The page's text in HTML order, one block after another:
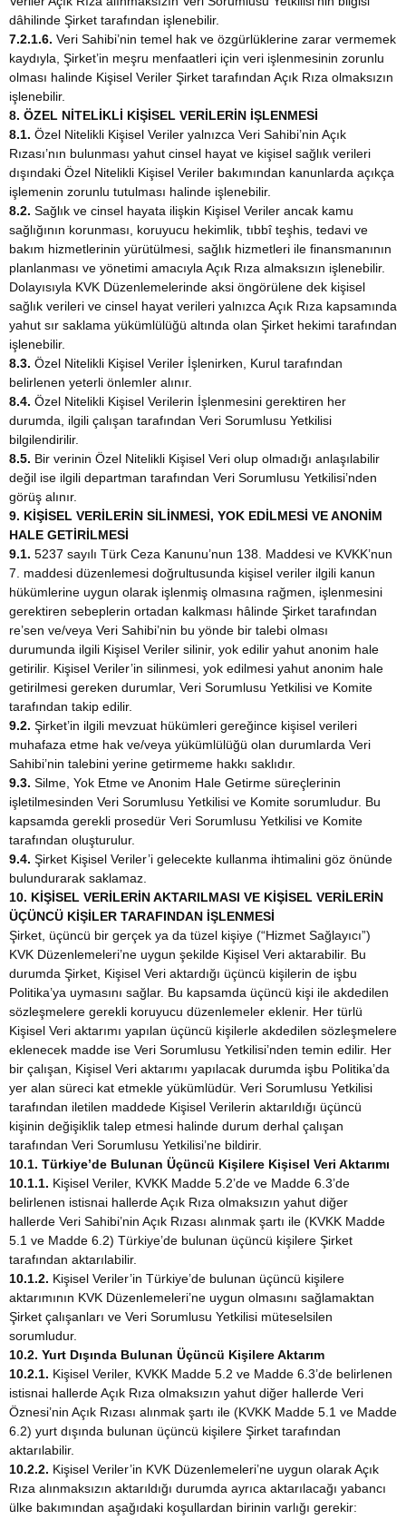
dâhilinde Şirket tarafından işlenebilir.
7.2.1.6. Veri Sahibi’nin temel hak ve özgürlüklerine zarar vermemek
kaydıyla, Şirket’in meşru menfaatleri için veri işlenmesinin zorunlu
olması halinde Kişisel Veriler Şirket tarafından Açık Rıza olmaksızın
işlenebilir.
8. ÖZEL NİTELİKLİ KİŞİSEL VERİLERİN İŞLENMESİ
8.1. Özel Nitelikli Kişisel Veriler yalnızca Veri Sahibi’nin Açık
Rızası’nın bulunması yahut cinsel hayat ve kişisel sağlık verileri
dışındaki Özel Nitelikli Kişisel Veriler bakımından kanunlarda açıkça
işlemenin zorunlu tutulması halinde işlenebilir.
8.2. Sağlık ve cinsel hayata ilişkin Kişisel Veriler ancak kamu
sağlığının korunması, koruyucu hekimlik, tıbbî teşhis, tedavi ve
bakım hizmetlerinin yürütülmesi, sağlık hizmetleri ile finansmanının
planlanması ve yönetimi amacıyla Açık Rıza almaksızın işlenebilir.
Dolayısıyla KVK Düzenlemelerinde aksi öngörülene dek kişisel
sağlık verileri ve cinsel hayat verileri yalnızca Açık Rıza kapsamında
yahut sır saklama yükümlülüğü altında olan Şirket hekimi tarafından
işlenebilir.
8.3. Özel Nitelikli Kişisel Veriler İşlenirken, Kurul tarafından
belirlenen yeterli önlemler alınır.
8.4. Özel Nitelikli Kişisel Verilerin İşlenmesini gerektiren her
durumda, ilgili çalışan tarafından Veri Sorumlusu Yetkilisi
bilgilendirilir.
8.5. Bir verinin Özel Nitelikli Kişisel Veri olup olmadığı anlaşılabilir
değil ise ilgili departman tarafından Veri Sorumlusu Yetkilisi’nden
görüş alınır.
9. KİŞİSEL VERİLERİN SİLİNMESİ, YOK EDİLMESİ VE ANONİM
HALE GETİRİLMESİ
9.1. 5237 sayılı Türk Ceza Kanunu’nun 138. Maddesi ve KVKK’nun
7. maddesi düzenlemesi doğrultusunda kişisel veriler ilgili kanun
hükümlerine uygun olarak işlenmiş olmasına rağmen, işlenmesini
gerektiren sebeplerin ortadan kalkması hâlinde Şirket tarafından
re’sen ve/veya Veri Sahibi’nin bu yönde bir talebi olması
durumunda ilgili Kişisel Veriler silinir, yok edilir yahut anonim hale
getirilir. Kişisel Veriler’in silinmesi, yok edilmesi yahut anonim hale
getirilmesi gereken durumlar, Veri Sorumlusu Yetkilisi ve Komite
tarafından takip edilir.
9.2. Şirket’in ilgili mevzuat hükümleri gereğince kişisel verileri
muhafaza etme hak ve/veya yükümlülüğü olan durumlarda Veri
Sahibi’nin talebini yerine getirmeme hakkı saklıdır.
9.3. Silme, Yok Etme ve Anonim Hale Getirme süreçlerinin
işletilmesinden Veri Sorumlusu Yetkilisi ve Komite sorumludur. Bu
kapsamda gerekli prosedür Veri Sorumlusu Yetkilisi ve Komite
tarafından oluşturulur.
9.4. Şirket Kişisel Veriler’i gelecekte kullanma ihtimalini göz önünde
bulundurarak saklamaz.
10. KİŞİSEL VERİLERİN AKTARILMASI VE KİŞİSEL VERİLERİN
ÜÇÜNCÜ KİŞİLER TARAFINDAN İŞLENMESİ
Şirket, üçüncü bir gerçek ya da tüzel kişiye (“Hizmet Sağlayıcı”)
KVK Düzenlemeleri’ne uygun şekilde Kişisel Veri aktarabilir. Bu
durumda Şirket, Kişisel Veri aktardığı üçüncü kişilerin de işbu
Politika’ya uymasını sağlar. Bu kapsamda üçüncü kişi ile akdedilen
sözleşmelere gerekli koruyucu düzenlemeler eklenir. Her türlü
Kişisel Veri aktarımı yapılan üçüncü kişilerle akdedilen sözleşmelere
eklenecek madde ise Veri Sorumlusu Yetkilisi’nden temin edilir. Her
bir çalışan, Kişisel Veri aktarımı yapılacak durumda işbu Politika’da
yer alan süreci kat etmekle yükümlüdür. Veri Sorumlusu Yetkilisi
tarafından iletilen maddede Kişisel Verilerin aktarıldığı üçüncü
kişinin değişiklik talep etmesi halinde durum derhal çalışan
tarafından Veri Sorumlusu Yetkilisi’ne bildirir.
10.1. Türkiye’de Bulunan Üçüncü Kişilere Kişisel Veri Aktarımı
10.1.1. Kişisel Veriler, KVKK Madde 5.2’de ve Madde 6.3’de
belirlenen istisnai hallerde Açık Rıza olmaksızın yahut diğer
hallerde Veri Sahibi’nin Açık Rızası alınmak şartı ile (KVKK Madde
5.1 ve Madde 6.2) Türkiye’de bulunan üçüncü kişilere Şirket
tarafından aktarılabilir.
10.1.2. Kişisel Veriler’in Türkiye’de bulunan üçüncü kişilere
aktarımının KVK Düzenlemeleri’ne uygun olmasını sağlamaktan
Şirket çalışanları ve Veri Sorumlusu Yetkilisi müteselsilen
sorumludur.
10.2. Yurt Dışında Bulunan Üçüncü Kişilere Aktarım
10.2.1. Kişisel Veriler, KVKK Madde 5.2 ve Madde 6.3’de belirlenen
istisnai hallerde Açık Rıza olmaksızın yahut diğer hallerde Veri
Öznesi’nin Açık Rızası alınmak şartı ile (KVKK Madde 5.1 ve Madde
6.2) yurt dışında bulunan üçüncü kişilere Şirket tarafından
aktarılabilir.
10.2.2. Kişisel Veriler’in KVK Düzenlemeleri’ne uygun olarak Açık
Rıza alınmaksızın aktarıldığı durumda ayrıca aktarılacağı yabancı
ülke bakımından aşağıdaki koşullardan birinin varlığı gerekir: